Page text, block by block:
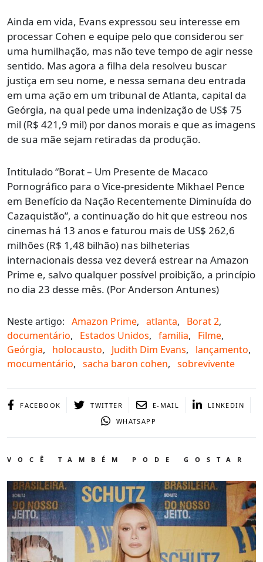
Ainda em vida, Evans expressou seu interesse em
processar Cohen e equipe pelo que considerou ser
uma humilhação, mas não teve tempo de agir nesse
sentido. Mas agora a filha dela resolveu buscar
justiça em seu nome, e nessa semana deu entrada
em uma ação em um tribunal de Atlanta, capital da
Geórgia, na qual pede uma indenização de US$ 75
mil (R$ 421,9 mil) por danos morais e que as imagens
de sua mãe sejam retiradas da produção.
Intitulado “Borat – Um Presente de Macaco
Pornográfico para o Vice-presidente Mikhael Pence
em Benefício da Nação Recentemente Diminuída do
Cazaquistão”, a continuação do hit que estreou nos
cinemas há 13 anos e faturou mais de US$ 262,6
milhões (R$ 1,48 bilhão) nas bilheterias
internacionais dessa vez deverá estrear na Amazon
Prime e, salvo qualquer possível proibição, a princípio
no dia 23 desse mês. (Por Anderson Antunes)
Neste artigo: Amazon Prime, atlanta, Borat 2,
documentário, Estados Unidos, familia, Filme,
Geórgia, holocausto, Judith Dim Evans, lançamento,
mocumentário, sacha baron cohen, sobrevivente
FACEBOOK TWITTER E-MAIL
LINKEDIN
WHATSAPP
VOCÊ TAMBÉM PODE GOSTAR